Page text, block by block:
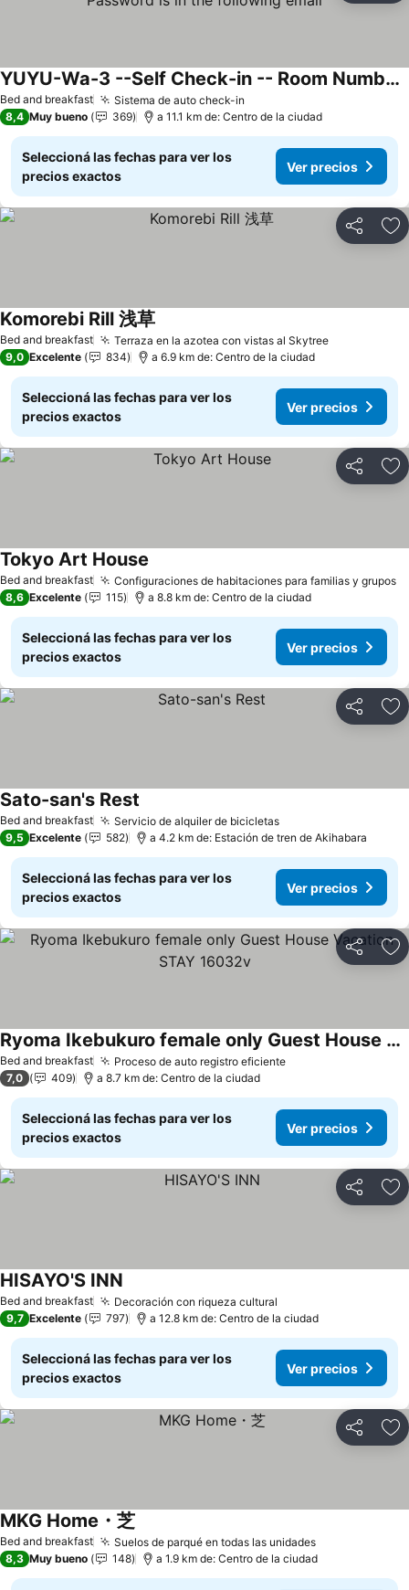
Bed and breakfast Sistema de auto check-in
YUYU-Wa-3 --Self Check-in -- Room Number & Password is in the following email
8,4 Muy bueno 369 a 11.1 km de: Centro de la ciudad
Seleccioná las fechas para ver los
precios exactos
Ver precios
Compartir
Bed and breakfast Terraza en la azotea con vistas al Skytree
Komorebi Rill 浅草
9,0 Excelente 834 a 6.9 km de: Centro de la ciudad
Seleccioná las fechas para ver los
precios exactos
Ver precios
Compartir
Bed and breakfast Configuraciones de habitaciones para familias y grupos
Tokyo Art House
8,6 Excelente 115 a 8.8 km de: Centro de la ciudad
Seleccioná las fechas para ver los
precios exactos
Ver precios
Compartir
Bed and breakfast Servicio de alquiler de bicicletas
Sato-san's Rest
9,5 Excelente 582 a 4.2 km de: Estación de tren de Akihabara
Seleccioná las fechas para ver los
precios exactos
Ver precios
Compartir
Bed and breakfast Proceso de auto registro eficiente
Ryoma Ikebukuro female only Guest House Vacation STAY 16032v
7,0 409 a 8.7 km de: Centro de la ciudad
Seleccioná las fechas para ver los
precios exactos
Ver precios
Compartir
Bed and breakfast Decoración con riqueza cultural
HISAYO'S INN
9,7 Excelente 797 a 12.8 km de: Centro de la ciudad
Seleccioná las fechas para ver los
precios exactos
Ver precios
Compartir
Bed and breakfast Suelos de parqué en todas las unidades
MKG Home・芝
8,3 Muy bueno 148 a 1.9 km de: Centro de la ciudad